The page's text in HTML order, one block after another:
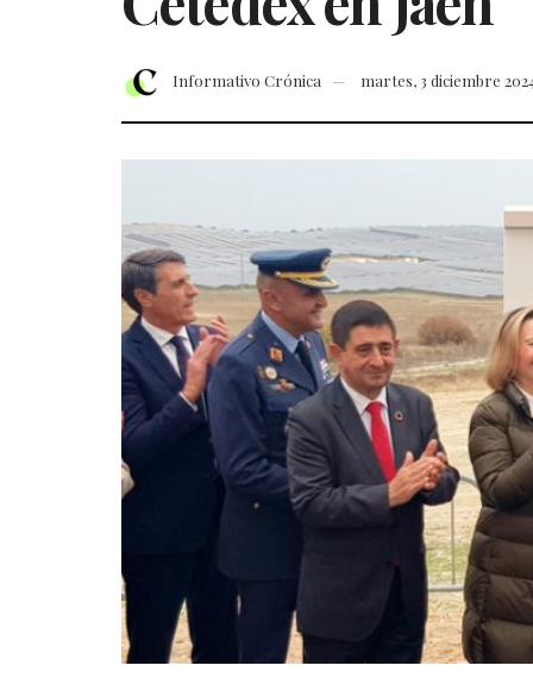
Informativo Crónica martes, 3 diciembre